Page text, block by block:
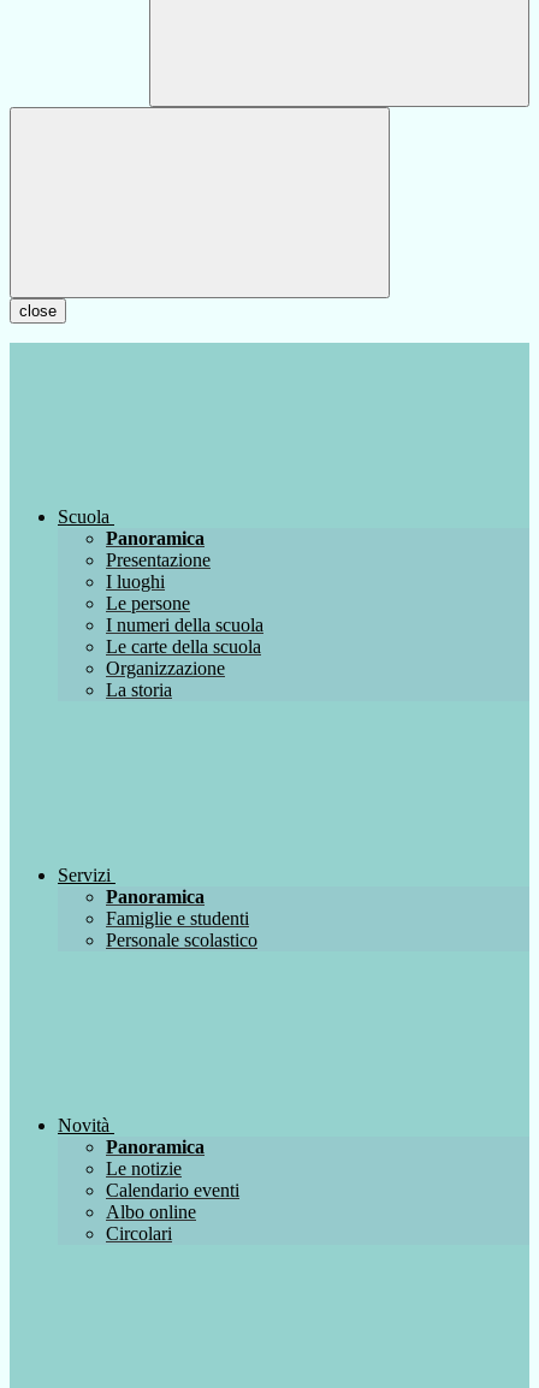
close
Scuola
Panoramica
Presentazione
I luoghi
Le persone
I numeri della scuola
Le carte della scuola
Organizzazione
La storia
Servizi
Panoramica
Famiglie e studenti
Personale scolastico
Novità
Panoramica
Le notizie
Calendario eventi
Albo online
Circolari